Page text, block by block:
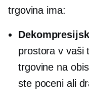
trgovina ima:
prostora v vaši
trgovine na
ste poceni ali